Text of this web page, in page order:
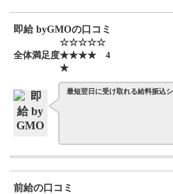
即給 byGMOの口コミ
全体満足度
☆☆☆☆☆
★★★★
4
最短翌日に受け取れる給料振込シス
前給の口コミ